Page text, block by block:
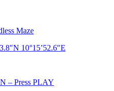
Maze
10°15’52.6″E
– Press PLAY